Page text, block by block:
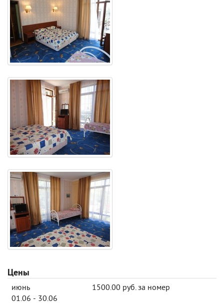
Цены
июнь
01.06 - 30.06
1500.00 руб. за номер